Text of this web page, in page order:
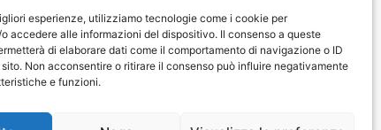
esperienze, utilizziamo tecnologie come i cookie per
accedere alle informazioni del dispositivo. Il consenso a queste
di elaborare dati come il comportamento di navigazione o ID
Non acconsentire o ritirare il consenso può influire negativamente
e funzioni.